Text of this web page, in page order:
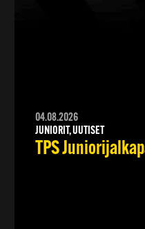
04.08.2026
JUNIORIT, UUTISET
TPS